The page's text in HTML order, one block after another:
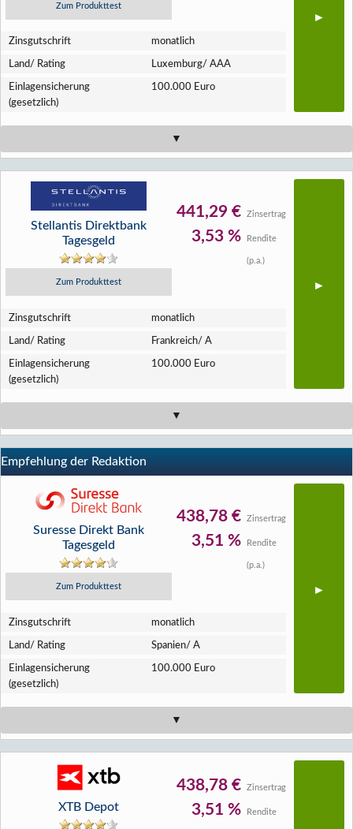
Zum Produkttest
Zins­gutschrift monatlich
Land/ Rating Luxemburg/ AAA
Einlagen­sicherung
(gesetzlich)
100.000 Euro
Stellantis Direktbank
Tagesgeld
Zum Produkttest
441,29 € Zinsertrag
3,53 % Rendite
(p.a.)
Zins­gutschrift monatlich
Land/ Rating Frankreich/ A
Einlagen­sicherung
(gesetzlich)
100.000 Euro
Empfehlung der Redaktion
Suresse Direkt Bank
Tagesgeld
Zum Produkttest
438,78 € Zinsertrag
3,51 % Rendite
(p.a.)
Zins­gutschrift monatlich
Land/ Rating Spanien/ A
Einlagen­sicherung
(gesetzlich)
100.000 Euro
XTB Depot
438,78 € Zinsertrag
3,51 % Rendite